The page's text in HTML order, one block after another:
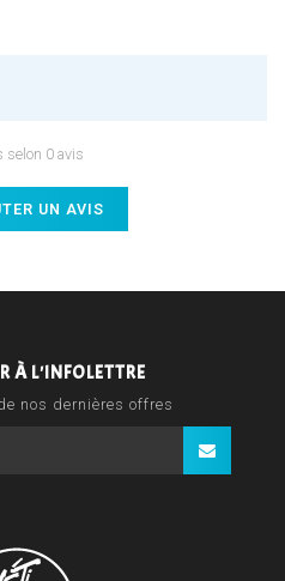
selon 0 avis
UN AVIS
À L'INFOLETTRE
nos dernières offres